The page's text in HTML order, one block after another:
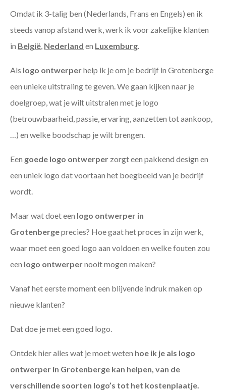
Omdat ik 3-talig ben (Nederlands, Frans en Engels) en ik
steeds vanop afstand werk, werk ik voor zakelijke klanten
in België, Nederland en Luxemburg.
Als logo ontwerperhelp ik je om je bedrijf in Grotenberge
een unieke uitstraling te geven. We gaan kijken naar je
doelgroep, wat je wilt uitstralen met je logo
(betrouwbaarheid, passie, ervaring, aanzetten tot aankoop,
…) en welke boodschap je wilt brengen.
Een goede logo ontwerper zorgt een pakkend design en
een uniek logo dat voortaan het boegbeeld van je bedrijf
wordt.
Maar wat doet een logo ontwerper in
Grotenbergeprecies? Hoe gaat het proces in zijn werk,
waar moet een goed logo aan voldoen en welke fouten zou
een logo ontwerpernooit mogen maken?
Vanaf het eerste moment een blijvende indruk maken op
nieuwe klanten?
Dat doe je met een goed logo.
Ontdek hier alles wat je moet weten hoe ik je als logo
ontwerper in Grotenberge kan helpen, van de
verschillende soorten logo’s tot het kostenplaatje.